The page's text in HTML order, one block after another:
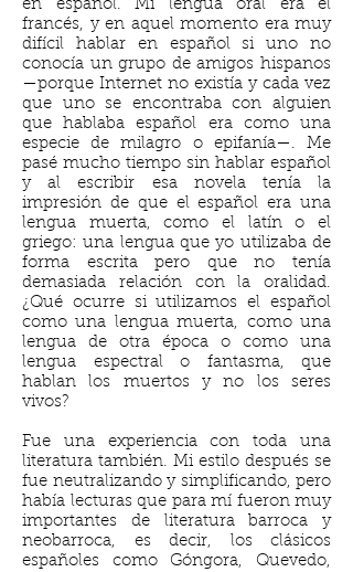
en español. Mi lengua oral era el
francés, y en aquel momento era muy
difícil hablar en español si uno no
conocía un grupo de amigos hispanos
—porque Internet no existía y cada vez
que uno se encontraba con alguien
que hablaba español era como una
especie de milagro o epifanía—. Me
pasé mucho tiempo sin hablar español
y al escribir esa novela tenía la
impresión de que el español era una
lengua muerta, como el latín o el
griego: una lengua que yo utilizaba de
forma escrita pero que no tenía
demasiada relación con la oralidad.
¿Qué ocurre si utilizamos el español
como una lengua muerta, como una
lengua de otra época o como una
lengua espectral o fantasma, que
hablan los muertos y no los seres
vivos?
Fue una experiencia con toda una
literatura también. Mi estilo después se
fue neutralizando y simplificando, pero
había lecturas que para mí fueron muy
importantes de literatura barroca y
neobarroca, es decir, los clásicos
españoles como Góngora, Quevedo,